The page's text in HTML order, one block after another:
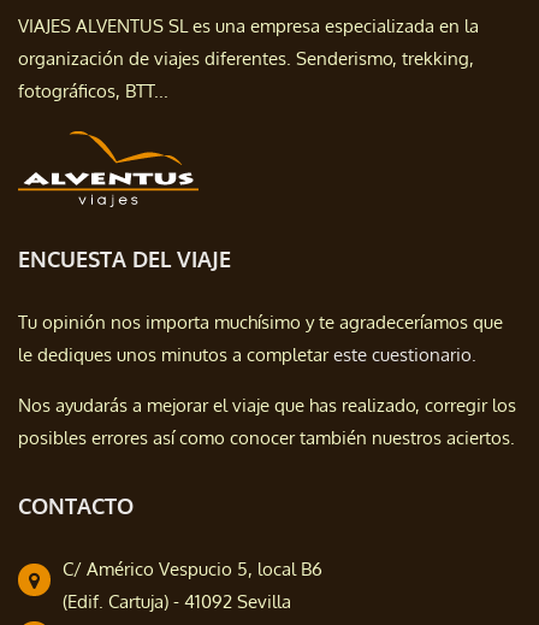
VIAJES ALVENTUS SL es una empresa especializada en la
organización de viajes diferentes. Senderismo, trekking,
fotográficos, BTT...
ENCUESTA DEL VIAJE
Tu opinión nos importa muchísimo y te agradeceríamos que
le dediques unos minutos a completareste cuestionario.
Nos ayudarás a mejorar el viaje que has realizado, corregir los
posibles errores así como conocer también nuestros aciertos.
CONTACTO
C/ Américo Vespucio 5, local B6
(Edif. Cartuja) - 41092 Sevilla